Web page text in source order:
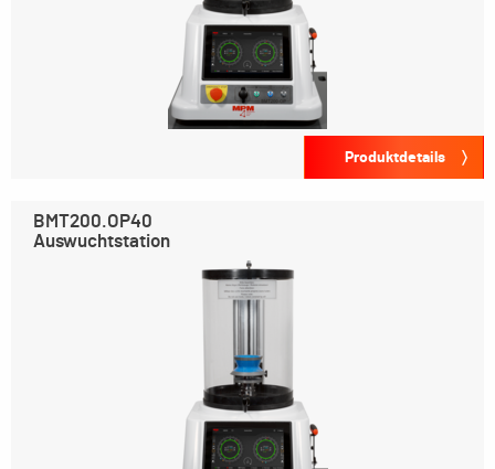
Produktdetails
BMT200.OP40
Auswuchtstation